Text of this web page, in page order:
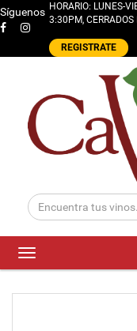
Síguenos HORARIO: LUNES-
3:30PM, CERRADOS
REGISTRATE
Toggle
navigation